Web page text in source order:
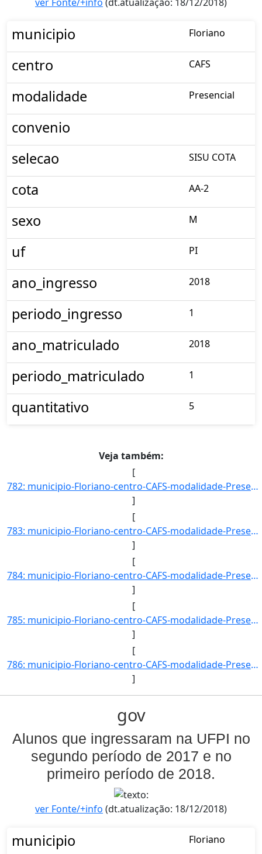
municipio Floriano
centro CAFS
modalidade Presencial
convenio
selecao
SISU COTA
cota AA-2
sexo M
uf PI
ano_ingresso 2018
periodo_ingresso 1
ano_matriculado 2018
periodo_matriculado 1
quantitativo 5
Veja também:
[
782: municipio-Floriano-centro-CAFS-modalidade-Presencial-convenio--selecao-SISU_COTA-cota-AA-3-sexo-F-uf]
]
[
783: municipio-Floriano-centro-CAFS-modalidade-Presencial-convenio--selecao-SISU_COTA-cota-AA-3-sexo-M-uf]
]
[
784: municipio-Floriano-centro-CAFS-modalidade-Presencial-convenio--selecao-SISU_COTA-cota-AA-4-sexo-F-uf]
]
[
785: municipio-Floriano-centro-CAFS-modalidade-Presencial-convenio--selecao-SISU_COTA-cota-AA-4-sexo-M-uf]
]
[
786: municipio-Floriano-centro-CAFS-modalidade-Presencial-convenio--selecao-SISU-cota-AC-sexo-F-uf-PI-ano]
]
gov
Alunos que ingressaram na UFPI no
segundo período de 2017 e no
primeiro período de 2018.
ver Fonte/+info (dt.atualização: 18/12/2018)
municipio Floriano